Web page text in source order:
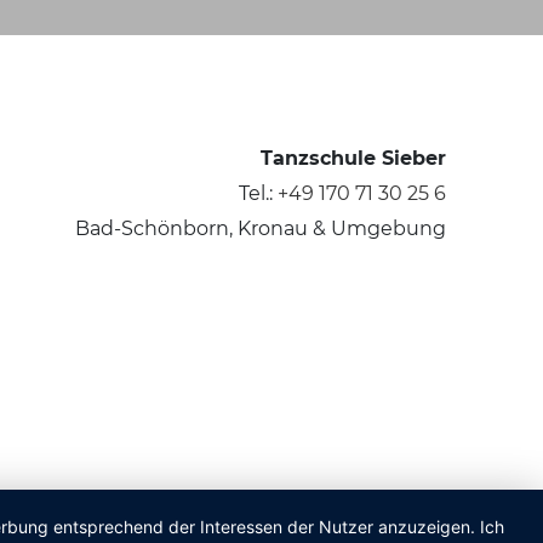
Tanzschule Sieber
Tel.: +49 170 71 30 25 6
Bad-Schönborn, Kronau & Umgebung
entsprechend der Interessen der Nutzer anzuzeigen. Ich